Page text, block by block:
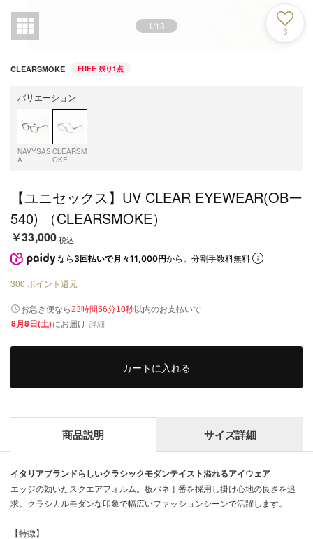
1/13
3
CLEARSMOKE FREE 残り1点
バリエーション
NAVYSAS
A
CLEARSM
OKE
【ユニセックス】UV CLEAR EYEWEAR(OBー
540) （CLEARSMOKE）
￥33,000税込
なら 3回払いで月々11,000円から。分割手数料無料
300 ポイント還元
お急ぎ便なら23時間56分10秒以内のお支払いで
8月8日(土)にお届け 詳細
カートに入れる
商品説明 サイズ詳細
イタリアブランドらしいクラシックモダンテイスト溢れるアイウェア
エッジの効いたスクエアフォルム。板バネ丁番を採用し掛け心地の良さを追
求。クラシカルモダンな印象で幅広いファッションシーンで活躍します。
【特徴】